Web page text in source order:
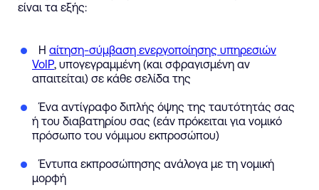
είναι τα εξής:
Η αίτηση-σύμβαση ενεργοποίησης υπηρεσιών
VoIP, υπογεγραμμένη (και σφραγισμένη αν
απαιτείται) σε κάθε σελίδα της
Ένα αντίγραφο διπλής όψης της ταυτότητάς σας
ή του διαβατηρίου σας (εάν πρόκειται για νομικό
πρόσωπο του νόμιμου εκπροσώπου)
Έντυπα εκπροσώπησης ανάλογα με τη νομική
μορφή